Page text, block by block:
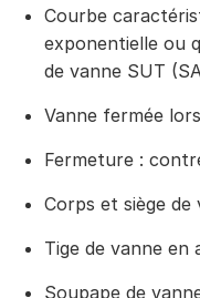
Courbe
exponentielle ou
de vanne SUT
Vanne fermée
Fermeture :
Corps et siège
Tige de vanne en
Soupape de